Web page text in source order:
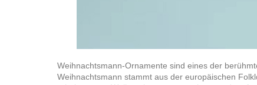
Weihnachtsmann-Ornamente sind eines der
Weihnachtsmann stammt aus der europäischen